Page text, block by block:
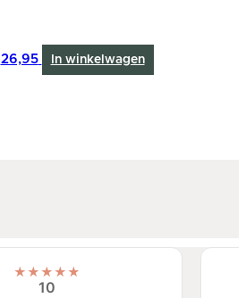
26,95 In winkelwagen
★★★★★
10